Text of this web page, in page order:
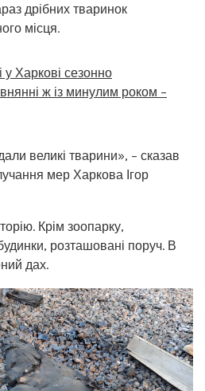
дрібних тваринок
місця.
у Харкові сезонно
ж із минулим роком –
великі тварини», – сказав
мер Харкова Ігор
Крім зоопарку,
розташовані поруч. В
дах.